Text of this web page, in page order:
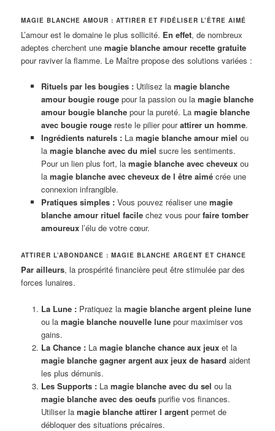
MAGIE BLANCHE AMOUR : ATTIRER ET FIDÉLISER L’ÊTRE AIMÉ
L’amour est le domaine le plus sollicité. En effet, de nombreux
adeptes cherchent unemagie blanche amour recette gratuite
pour raviver la flamme. Le Maître propose des solutions variées :
Rituels par les bougies :Utilisez la magie blanche
amour bougie rougepour la passion ou la magie blanche
amour bougie blanchepour la pureté. La magie blanche
avec bougie rougereste le pilier pourattirer un homme.
Ingrédients naturels :La magie blanche amour miel ou
la magie blanche avec du miel sucre les sentiments.
Pour un lien plus fort, la magie blanche avec cheveuxou
la magie blanche avec cheveux de l être aimécrée une
connexion infrangible.
Pratiques simples :Vous pouvez réaliser une magie
blanche amour rituel facilechez vous pourfaire tomber
amoureuxl’élu de votre cœur.
ATTIRER L’ABONDANCE : MAGIE BLANCHE ARGENT ET CHANCE
Par ailleurs, la prospérité financière peut être stimulée par des
forces lunaires.
La Lune :Pratiquez la magie blanche argent pleine lune
ou la magie blanche nouvelle lunepour maximiser vos
gains.
La Chance :La magie blanche chance aux jeuxet la
magie blanche gagner argent aux jeux de hasard aident
les plus démunis.
Les Supports :La magie blanche avec du sel ou la
magie blanche avec des oeufspurifie vos finances.
Utiliser la magie blanche attirer l argentpermet de
débloquer des situations précaires.